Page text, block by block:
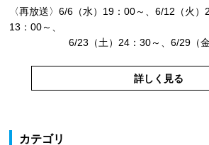
〈再放送〉6/6（水）19：00～、6/12（火）
13：00～、
6/23（土）24：30～、6/29（金
詳しく見る
カテゴリ